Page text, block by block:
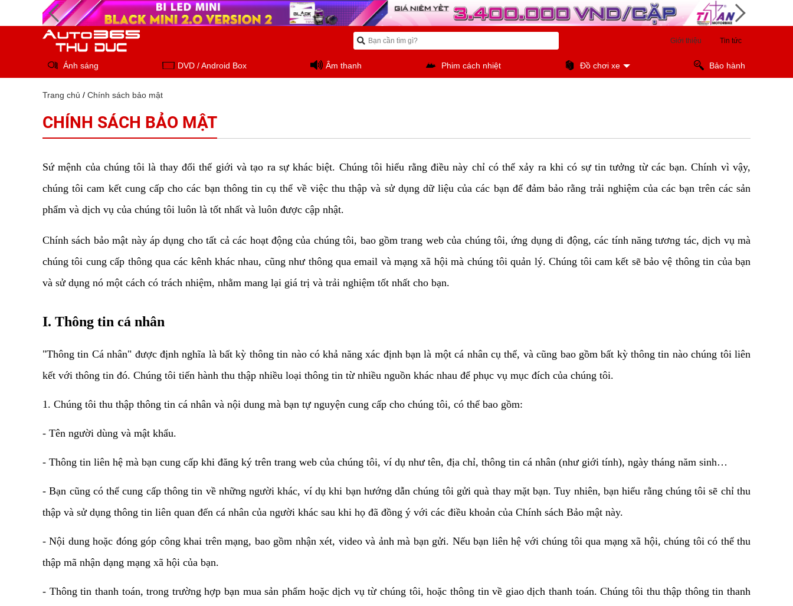
Giới thiệu Tin tức
Ánh sáng DVD / Android Box Âm thanh Phim cách nhiệt Đồ chơi xe Bảo hành
Trang chủ / Chính sách bảo mật
CHÍNH SÁCH BẢO MẬT
Sứ mệnh của chúng tôi là thay đổi thế giới và tạo ra sự khác biệt. Chúng tôi hiểu rằng điều này chỉ có thể xảy ra khi có sự tin tưởng từ các bạn. Chính vì vậy,
chúng tôi cam kết cung cấp cho các bạn thông tin cụ thể về việc thu thập và sử dụng dữ liệu của các bạn để đảm bảo rằng trải nghiệm của các bạn trên các sản
phẩm và dịch vụ của chúng tôi luôn là tốt nhất và luôn được cập nhật.
Chính sách bảo mật này áp dụng cho tất cả các hoạt động của chúng tôi, bao gồm trang web của chúng tôi, ứng dụng di động, các tính năng tương tác, dịch vụ mà
chúng tôi cung cấp thông qua các kênh khác nhau, cũng như thông qua email và mạng xã hội mà chúng tôi quản lý. Chúng tôi cam kết sẽ bảo vệ thông tin của bạn
và sử dụng nó một cách có trách nhiệm, nhằm mang lại giá trị và trải nghiệm tốt nhất cho bạn.
I. Thông tin cá nhân
"Thông tin Cá nhân" được định nghĩa là bất kỳ thông tin nào có khả năng xác định bạn là một cá nhân cụ thể, và cũng bao gồm bất kỳ thông tin nào chúng tôi liên
kết với thông tin đó. Chúng tôi tiến hành thu thập nhiều loại thông tin từ nhiều nguồn khác nhau để phục vụ mục đích của chúng tôi.
1. Chúng tôi thu thập thông tin cá nhân và nội dung mà bạn tự nguyện cung cấp cho chúng tôi, có thể bao gồm:
- Tên người dùng và mật khẩu.
- Thông tin liên hệ mà bạn cung cấp khi đăng ký trên trang web của chúng tôi, ví dụ như tên, địa chỉ, thông tin cá nhân (như giới tính), ngày tháng năm sinh…
- Bạn cũng có thể cung cấp thông tin về những người khác, ví dụ khi bạn hướng dẫn chúng tôi gửi quà thay mặt bạn. Tuy nhiên, bạn hiểu rằng chúng tôi sẽ chỉ thu
thập và sử dụng thông tin liên quan đến cá nhân của người khác sau khi họ đã đồng ý với các điều khoản của Chính sách Bảo mật này.
- Nội dung hoặc đóng góp công khai trên mạng, bao gồm nhận xét, video và ảnh mà bạn gửi. Nếu bạn liên hệ với chúng tôi qua mạng xã hội, chúng tôi có thể thu
thập mã nhận dạng mạng xã hội của bạn.
- Thông tin thanh toán, trong trường hợp bạn mua sản phẩm hoặc dịch vụ từ chúng tôi, hoặc thông tin về giao dịch thanh toán. Chúng tôi thu thập thông tin thanh